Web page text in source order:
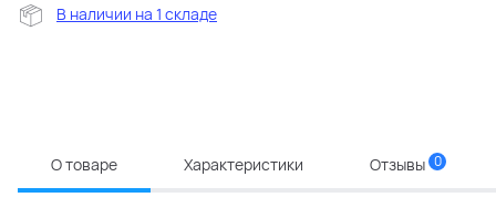
В наличии на 1 складе
О товаре Характеристики Отзывы 0